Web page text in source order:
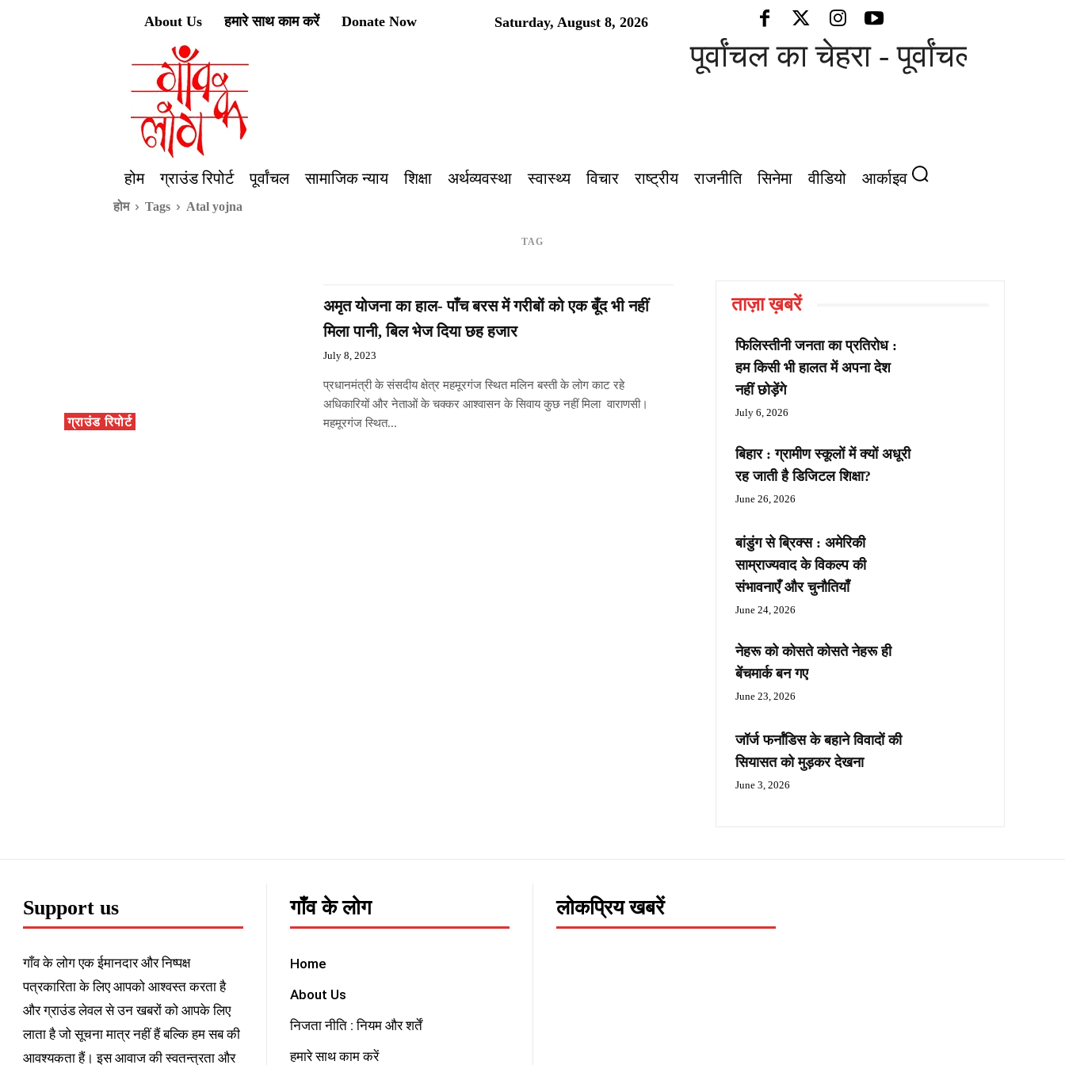
Saturday, August 8, 2026
About Us हमारे साथ काम करें Donate Now
पूर्वांचल का चेहरा - पूर्वांचल की
होम ग्राउंड रिपोर्ट पूर्वांचल सामाजिक न्याय शिक्षा अर्थव्यवस्था स्वास्थ्य विचार राष्ट्रीय राजनीति सिनेमा वीडियो आर्काइव
होम Tags Atal yojna
TAG
ग्राउंड रिपोर्ट
अमृत योजना का हाल- पाँच बरस में गरीबों को एक बूँद भी नहीं
मिला पानी, बिल भेज दिया छह हजार
July 8, 2023
प्रधानमंत्री के संसदीय क्षेत्र महमूरगंज स्थित मलिन बस्ती के लोग काट रहे
अधिकारियों और नेताओं के चक्कर आश्वासन के सिवाय कुछ नहीं मिला वाराणसी।
महमूरगंज स्थित...
ताज़ा ख़बरें
फिलिस्तीनी जनता का प्रतिरोध :
हम किसी भी हालत में अपना देश
नहीं छोड़ेंगे
July 6, 2026
बिहार : ग्रामीण स्कूलों में क्यों अधूरी
रह जाती है डिजिटल शिक्षा?
June 26, 2026
बांडुंग से ब्रिक्स : अमेरिकी
साम्राज्यवाद के विकल्प की
संभावनाएँ और चुनौतियाँ
June 24, 2026
नेहरू को कोसते कोसते नेहरू ही
बेंचमार्क बन गए
June 23, 2026
जॉर्ज फर्नांडिस के बहाने विवादों की
सियासत को मुड़कर देखना
June 3, 2026
Support us
गाँव के लोग एक ईमानदार और निष्पक्ष
पत्रकारिता के लिए आपको आश्वस्त करता है
और ग्राउंड लेवल से उन खबरों को आपके लिए
लाता है जो सूचना मात्र नहीं हैं बल्कि हम सब की
आवश्यकता हैं। इस आवाज की स्वतन्त्रता और
गाँव के लोग
Home
About Us
निजता नीति : नियम और शर्तें
हमारे साथ काम करें
लोकप्रिय खबरें